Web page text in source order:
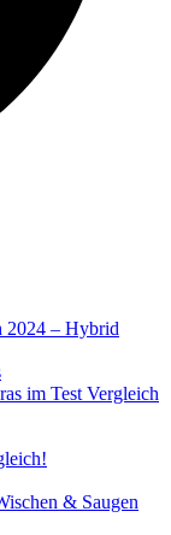
2024 – Hybrid
im Test Vergleich
& Saugen